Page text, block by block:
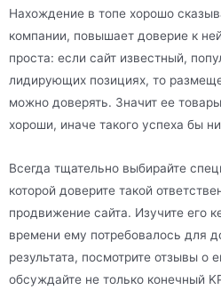
Нахождение в топе хорошо
компании, повышает доверие к
проста: если сайт известный,
лидирующих позициях, то
можно доверять. Значит ее
хороши, иначе такого успеха бы
Всегда тщательно выбирайте
которой доверите такой
продвижение сайта. Изучите его
времени ему потребовалось для
результата, посмотрите отзывы о
обсуждайте не только конечный